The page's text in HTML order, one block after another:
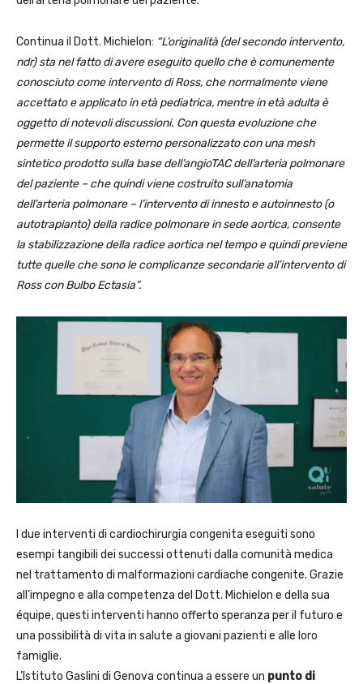
Continua il Dott. Michielon: “L’originalità (del secondo intervento,
ndr) sta nel fatto di avere eseguito quello che è comunemente
conosciuto come intervento di Ross, che normalmente viene
accettato e applicato in età pediatrica, mentre in età adulta è
oggetto di notevoli discussioni. Con questa evoluzione che
permette il supporto esterno personalizzato con una mesh
sintetico prodotto sulla base dell’angioTAC dell’arteria polmonare
del paziente – che quindi viene costruito sull’anatomia
dell’arteria polmonare – l’intervento di innesto e autoinnesto (o
autotrapianto) della radice polmonare in sede aortica, consente
la stabilizzazione della radice aortica nel tempo e quindi previene
tutte quelle che sono le complicanze secondarie all’intervento di
Ross con Bulbo Ectasia”.
I due interventi di cardiochirurgia congenita eseguiti sono
esempi tangibili dei successi ottenuti dalla comunità medica
nel trattamento di malformazioni cardiache congenite. Grazie
all’impegno e alla competenza del Dott. Michielon e della sua
équipe, questi interventi hanno offerto speranza per il futuro e
una possibilità di vita in salute a giovani pazienti e alle loro
famiglie.
L’Istituto Gaslini di Genova continua a essere un punto di